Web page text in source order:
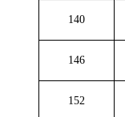
140
146
152